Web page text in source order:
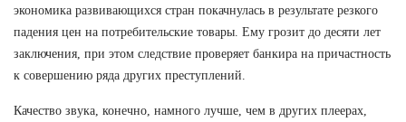
экономика развивающихся стран покачнулась в результате резкого
падения цен на потребительские товары. Ему грозит до десяти лет
заключения, при этом следствие проверяет банкира на причастность
к совершению ряда других преступлений.
Качество звука, конечно, намного лучше, чем в других плеерах,